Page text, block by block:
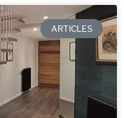
ARTICLES